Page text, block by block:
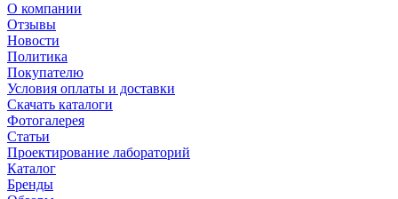
О компании
Отзывы
Новости
Политика
Покупателю
Условия оплаты и доставки
Скачать каталоги
Фотогалерея
Статьи
Проектирование лабораторий
Каталог
Бренды